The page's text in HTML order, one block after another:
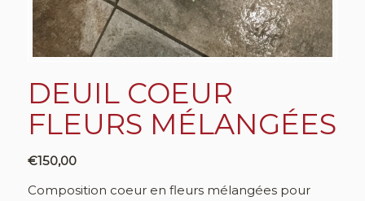
DEUIL COEUR
FLEURS MÉLANGÉES
€150,00
Composition coeur en fleurs mélangées pour